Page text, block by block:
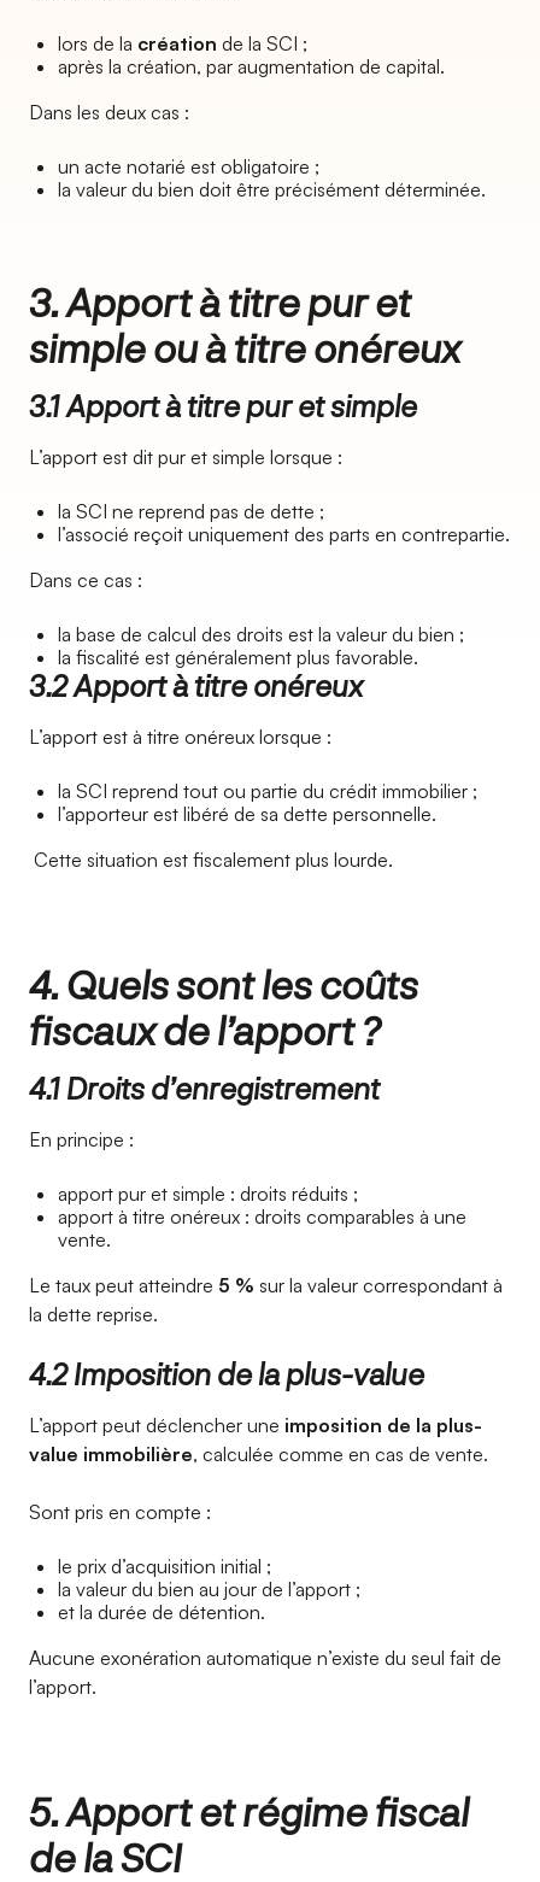
lors de la création de la SCI ;
après la création, par augmentation de capital.
Dans les deux cas :
un acte notarié est obligatoire ;
la valeur du bien doit être précisément déterminée.
3. Apport à titre pur et
simple ou à titre onéreux
3.1 Apport à titre pur et simple
L’apport est dit pur et simple lorsque :
la SCI ne reprend pas de dette ;
l’associé reçoit uniquement des parts en contrepartie.
Dans ce cas :
la base de calcul des droits est la valeur du bien ;
la fiscalité est généralement plus favorable.
3.2 Apport à titre onéreux
L’apport est à titre onéreux lorsque :
la SCI reprend tout ou partie du crédit immobilier ;
l’apporteur est libéré de sa dette personnelle.
Cette situation est fiscalement plus lourde.
4. Quels sont les coûts
fiscaux de l’apport ?
4.1 Droits d’enregistrement
En principe :
apport pur et simple : droits réduits ;
apport à titre onéreux : droits comparables à une
vente.
Le taux peut atteindre 5 % sur la valeur correspondant à
la dette reprise.
4.2 Imposition de la plus-value
L’apport peut déclencher une imposition de la plus-
value immobilière, calculée comme en cas de vente.
Sont pris en compte :
le prix d’acquisition initial ;
la valeur du bien au jour de l’apport ;
et la durée de détention.
Aucune exonération automatique n’existe du seul fait de
l’apport.
5. Apport et régime fiscal
de la SCI